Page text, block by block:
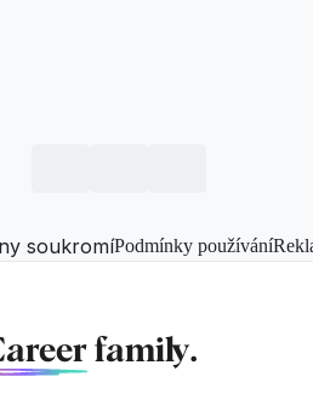
soukromíPodmínky používání
family.